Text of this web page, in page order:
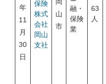
年
11
月
30
日
保険
株式
会社
岡山
支社
山
市
融・
保険
業
63
人